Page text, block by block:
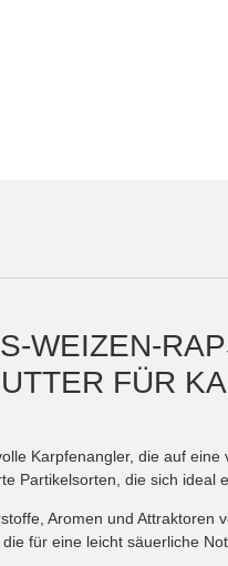
WEIZEN-
FÜR
Karpfenangler, die auf
Partikelsorten, die sich
Aromen und
für eine leicht säuerliche